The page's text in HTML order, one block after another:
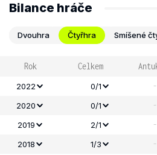
Bilance hráče
Dvouhra Čtyřhra Smíšené
Rok Celkem
2022 0/1 -
2020 0/1 -
2019 2/1 -
2018
1/3 -